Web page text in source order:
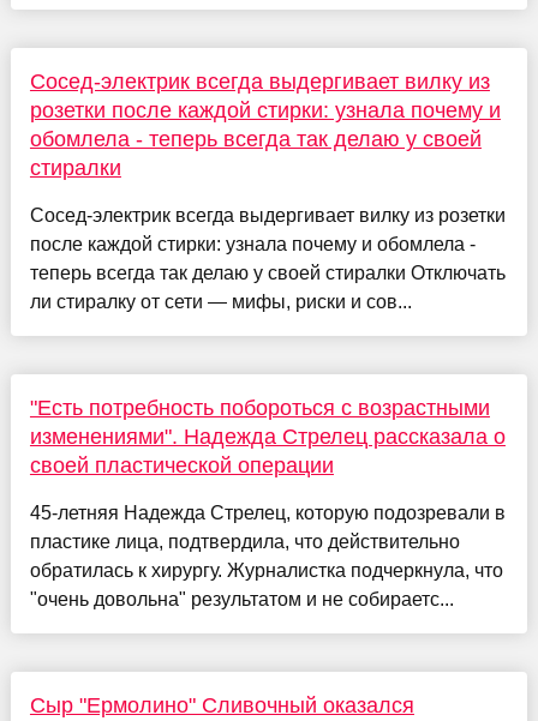
Сосед-электрик всегда выдергивает вилку из
розетки после каждой стирки: узнала почему и
обомлела - теперь всегда так делаю у своей
стиралки
Сосед-электрик всегда выдергивает вилку из розетки
после каждой стирки: узнала почему и обомлела -
теперь всегда так делаю у своей стиралки Отключать
ли стиралку от сети — мифы, риски и сов...
"Есть потребность побороться с возрастными
изменениями". Надежда Стрелец рассказала о
своей пластической операции
45-летняя Надежда Стрелец, которую подозревали в
пластике лица, подтвердила, что действительно
обратилась к хирургу. Журналистка подчеркнула, что
"очень довольна" результатом и не собираетс...
Сыр "Ермолино" Сливочный оказался